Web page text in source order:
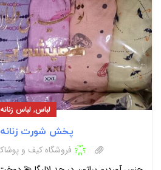
لباس, لباس زنانه
پخش شورت
فروشگاه کیف و